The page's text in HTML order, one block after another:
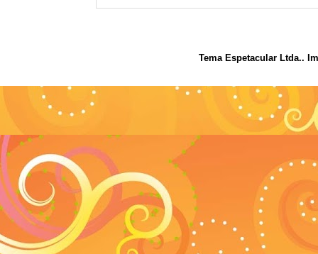
Tema Espetacular Ltda..